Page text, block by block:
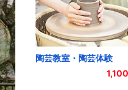
陶芸教室・陶芸体験